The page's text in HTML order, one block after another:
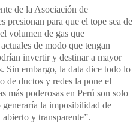
de la Asociación de
presionan para que el tope sea de
volumen de gas que
de modo que tengan
invertir y destinar a mayor
Sin embargo, la data dice todo lo
de ductos y redes la pone el
más poderosas en Perú son solo
generaría la imposibilidad de
y transparente”.